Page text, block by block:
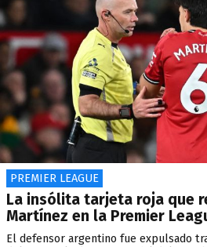
PREMIER LEAGUE
La insólita tarjeta roja que
Martínez en la Premier
El defensor argentino fue expulsado